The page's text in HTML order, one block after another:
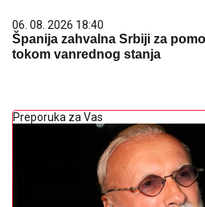
06. 08. 2026 18:40
Španija zahvalna Srbiji za
tokom vanrednog stanja
Preporuka za Vas